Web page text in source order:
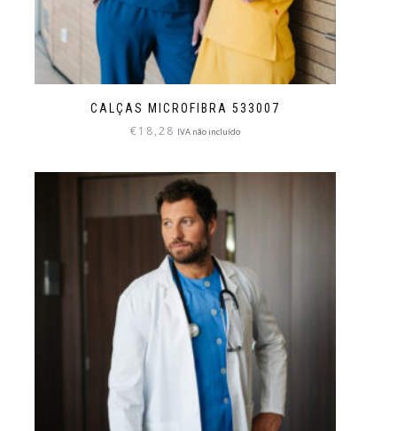
CALÇAS MICROFIBRA 533007
€18,28 IVA não incluído